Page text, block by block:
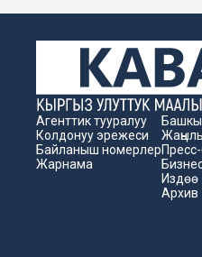
Агенттик тууралуу
Колдонуу эрежеси
Байланыш номерлер
Жарнама
Издөө
Архив